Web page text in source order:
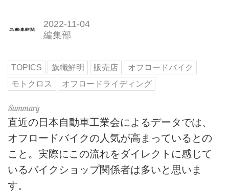
2022-11-04
編集部
TOPICS 旗幟鮮明 販売店
オフロードバイク
モトクロス
オフロードライディング
直近の日本自動車工業会によるデータでは、
オフロードバイクの人気が高まっているとの
こと。実際にこの流れをダイレクトに感じて
いるバイクショップ関係者は多いと思いま
す。